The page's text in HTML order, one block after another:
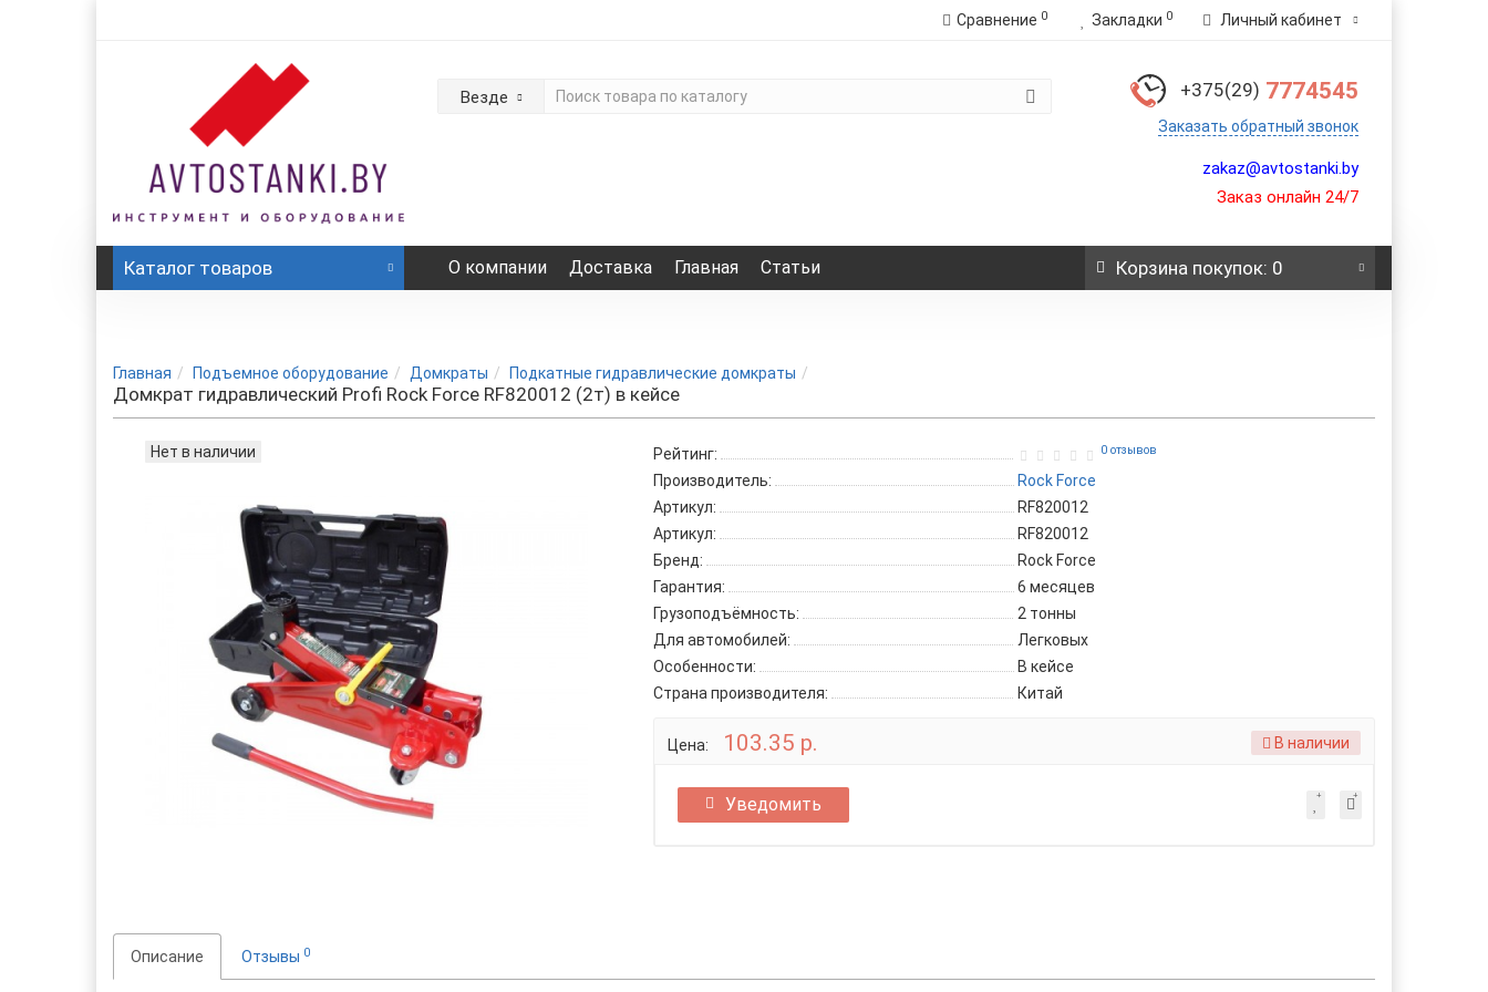
Сравнение 0 Закладки 0 Личный кабинет
Везде +375(29) 7774545
Заказать обратный звонок
zakaz@avtostanki.by
Заказ онлайн 24/7
Каталог товаров О компании Доставка Главная Статьи Корзинапокупок: 0
Главная Подъемное оборудование Домкраты Подкатные гидравлические домкраты
Домкрат гидравлический Profi Rock Force RF820012 (2т) в кейсе
Нет в наличии Рейтинг: 0 отзывов
Производитель:
Rock Force
Артикул:
RF820012
Артикул:
RF820012
Бренд:
Rock Force
Гарантия:
6 месяцев
Грузоподъёмность:
2 тонны
Для автомобилей:
Легковых
Особенности:
В кейсе
Страна производителя:
Китай
Цена: 103.35 р. В наличии
Уведомить
Описание Отзывы 0